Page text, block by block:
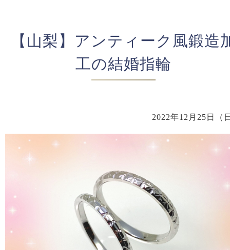
【山梨】アンティーク風鍛造
工の結婚指輪
2022年12月25日（